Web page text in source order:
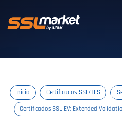
Inicio Certificados SSL/TLS
Certificados SSL EV: Extended